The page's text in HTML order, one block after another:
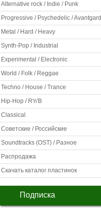
Alternative rock / Indie / Punk
Progressive / Psychedelic / Avantgard
Metal / Hard / Heavy
Synth-Pop / Industrial
Experimental / Electronic
World / Folk / Reggae
Techno / House / Trance
Hip-Hop / R'n'B
Classical
Советские / Российские
Soundtracks (OST) / Разное
Распродажа
Скачать каталог пластинок
Подписка